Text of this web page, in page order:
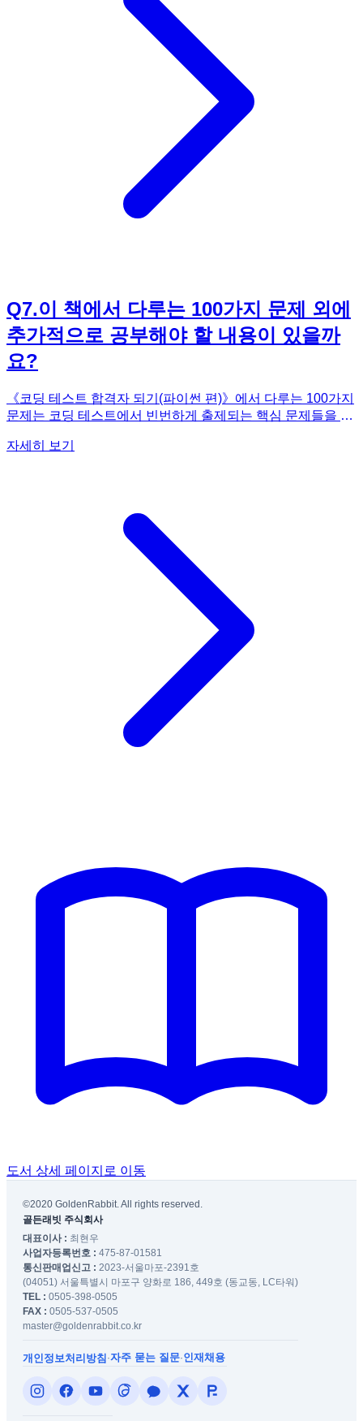
즘, 탐색 알고리즘, 다이나믹 프로그래밍 등의 개념은 그대로
활용할 수 있습니다. 다만, 언어별 문법 차이만 고려하여 코드
를 작성하면 됩니다. 중요한 것은 문제 해결 능력을 키우는 것
이며, 《코딩 테스트 합격자 되기(파이썬 편)》은 어떤 언어를
사용하든 문제 해결 능력을 향상시키는 데 도움을 줄 수 있습
니다. 파이썬 외 다른 언어를 사용하더라도, 코딩 테스트 준비
를 위해 《코딩 테스트 합격자 되기(파이썬 편)》을 읽어보시
Q7.이 책에서 다루는 100가지 문제 외에
추가적으로 공부해야 할 내용이 있을까
요?
《코딩 테스트 합격자 되기(파이썬 편)》에서 다루는 100가지
문제는 코딩 테스트에서 빈번하게 출제되는 핵심 문제들을 엄
보기는 어렵습니다. 100가지 문제를 완벽하게 이해하고 풀 수
면서 실력을 더욱 향상시키는 것이 좋습니다. 예를 들어, 프로
그래머스, 백준 온라인 저지 등의 플랫폼에서 다양한 문제를
풀어보거나, 다른 코딩 테스트 관련 서적을 참고하는 것도 좋
은 방법입니다. 또한, 실제 코딩 테스트 환경과 유사한 모의 테
스트를 통해 실전 감각을 키우는 것도 중요합니다. 《코딩 테
스트 합격자 되기(파이썬 편)》을 기본으로 하고, 추가적인 학
습을 통해 코딩 테스트에서 좋은 결과를 얻으시길 바랍니다.
이 책은 훌륭한 시작점이 될 것입니다.
자세히 보기
도서 상세 페이지로 이동
©2020 GoldenRabbit. All rights reserved.
골든래빗 주식회사
대표이사 : 최현우
사업자등록번호 : 475-87-01581
통신판매업신고 : 2023-서울마포-2391호
(04051) 서울특별시 마포구 양화로 186, 449호 (동교동, LC타워)
TEL : 0505-398-0505
FAX : 0505-537-0505
master@goldenrabbit.co.kr
개인정보처리방침·자주 묻는 질문·인재채용